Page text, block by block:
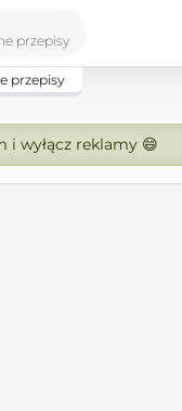
przepisy
przepisy
i wyłącz reklamy 😄